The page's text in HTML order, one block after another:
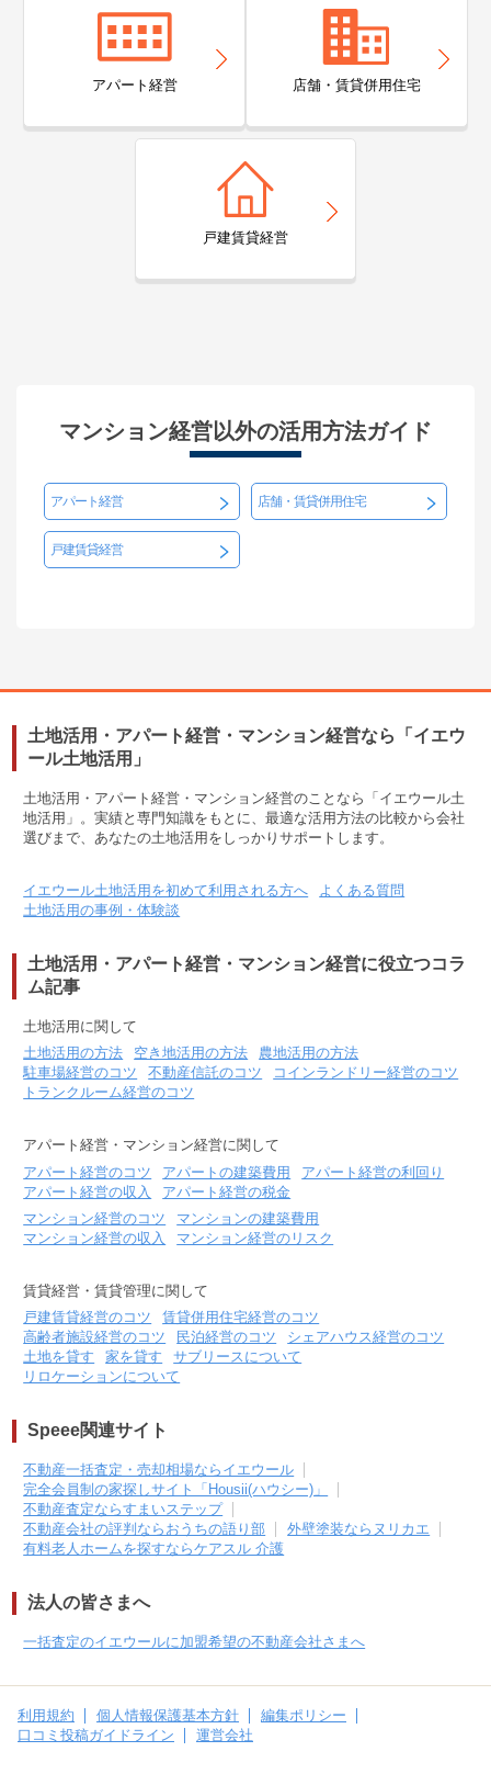
アパート経営 店舗・賃貸併用住宅
戸建賃貸経営
マンション経営以外の活用方法ガイド
アパート経営 店舗・賃貸併用住宅
戸建賃貸経営
土地活用・アパート経営・マンション経営なら「イエウ
ール土地活用」
土地活用・アパート経営・マンション経営のことなら「イエウール土
地活用」。実績と専門知識をもとに、最適な活用方法の比較から会社
選びまで、あなたの土地活用をしっかりサポートします。
イエウール土地活用を初めて利用される方へ
よくある質問
土地活用の事例・体験談
土地活用・アパート経営・マンション経営に役立つコラ
ム記事
土地活用に関して
土地活用の方法
空き地活用の方法
農地活用の方法
駐車場経営のコツ
不動産信託のコツ
コインランドリー経営のコツ
トランクルーム経営のコツ
アパート経営・マンション経営に関して
アパート経営のコツ
アパートの建築費用
アパート経営の利回り
アパート経営の収入
アパート経営の税金
マンション経営のコツ
マンションの建築費用
マンション経営の収入
マンション経営のリスク
賃貸経営・賃貸管理に関して
戸建賃貸経営のコツ
賃貸併用住宅経営のコツ
高齢者施設経営のコツ
民泊経営のコツ
シェアハウス経営のコツ
土地を貸す
家を貸す
サブリースについて
リロケーションについて
Speee関連サイト
不動産一括査定・売却相場ならイエウール
完全会員制の家探しサイト「Housii(ハウシー)」
不動産査定ならすまいステップ
不動産会社の評判ならおうちの語り部
外壁塗装ならヌリカエ
有料老人ホームを探すならケアスル 介護
法人の皆さまへ
一括査定のイエウールに加盟希望の不動産会社さまへ
利用規約 個人情報保護基本方針
編集ポリシー
口コミ投稿ガイドライン
運営会社